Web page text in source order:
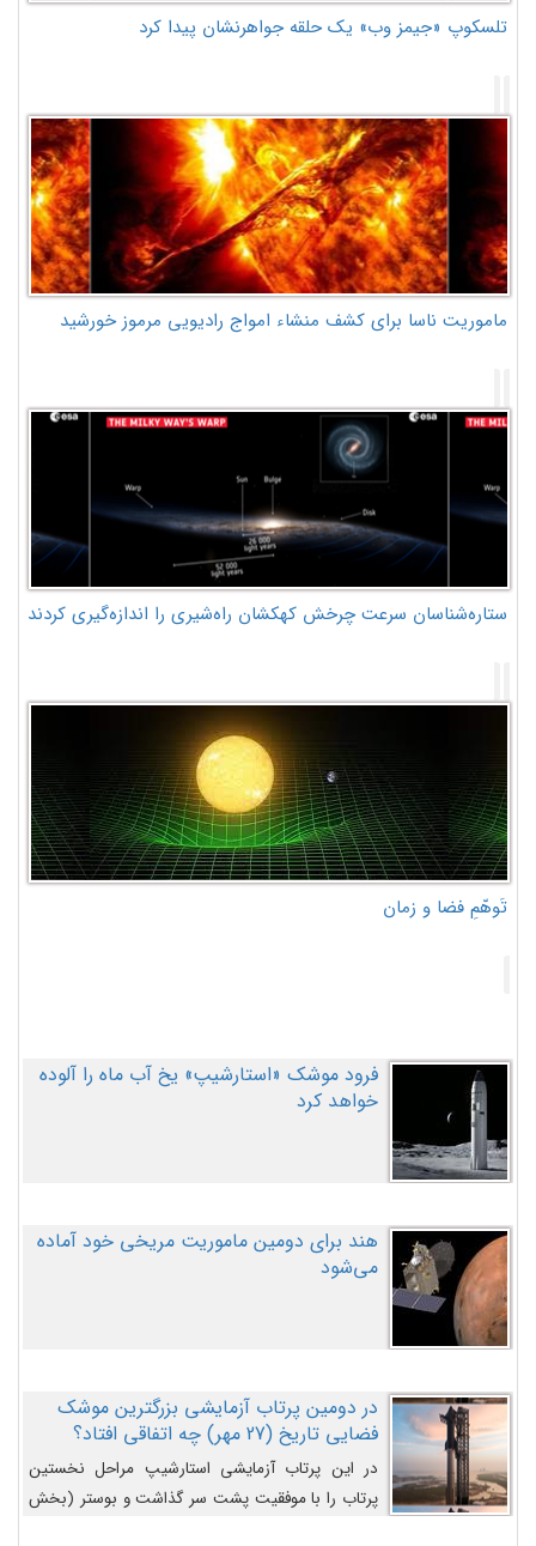
تلسکوپ «جیمز وب» یک حلقه جواهرنشان پیدا کرد
ماموریت ناسا برای کشف منشاء امواج رادیویی مرموز خورشید
ستاره‌شناسان سرعت چرخش کهکشان راه‌شیری را اندازه‌گیری کردند
تَوهّمِ فضا و زمان
فرود موشک «استارشیپ» یخ آب ماه را آلوده
خواهد کرد
هند برای دومین ماموریت مریخی خود آماده
می‌شود
در دومین پرتاب آزمایشی بزرگترین موشک
فضایی تاریخ (27 مهر‌) چه اتفاقی افتاد؟
در این پرتاب آزمایشی استارشیپ مراحل نخستین
پرتاب را با موفقیت پشت سر گذاشت و بوستر (بخش